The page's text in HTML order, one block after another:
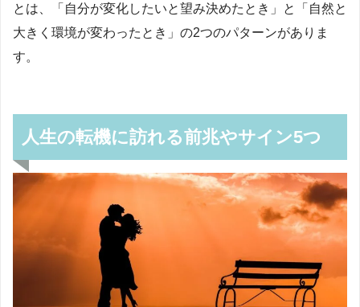
とは、「自分が変化したいと望み決めたとき」と「自然と
大きく環境が変わったとき」の2つのパターンがありま
す。
人生の転機に訪れる前兆やサイン5つ